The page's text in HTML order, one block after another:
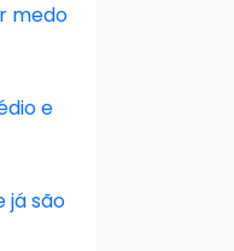
medo
e
já são